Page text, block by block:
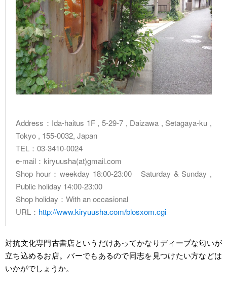
Address：Ida-haitus 1F , 5-29-7 , Daizawa , Setagaya-ku ,
Tokyo , 155-0032, Japan
TEL：03-3410-0024
e-mail：kiryuusha(at)gmail.com
Shop hour：weekday 18:00-23:00 Saturday & Sunday ,
Public holiday 14:00-23:00
Shop holiday：With an occasional
URL： http://www.kiryuusha.com/blosxom.cgi
対抗文化専門古書店というだけあってかなりディープな匂いが
立ち込めるお店。バーでもあるので同志を見つけたい方などは
いかがでしょうか。